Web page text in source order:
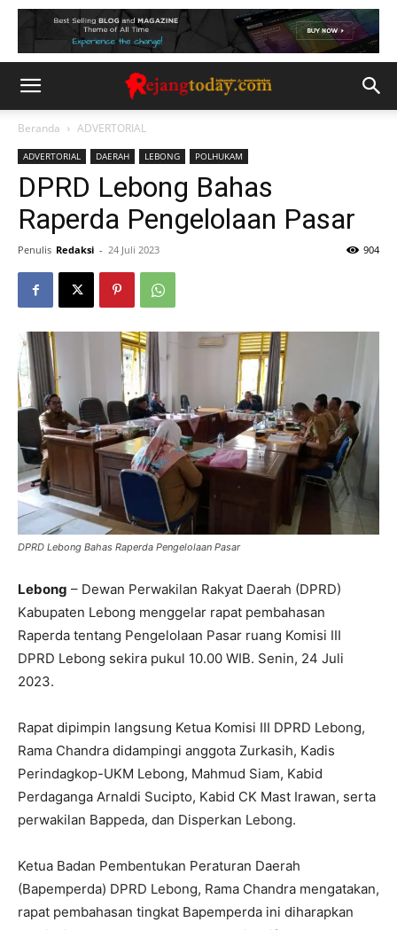
Beranda ADVERTORIAL
ADVERTORIAL DAERAH LEBONG POLHUKAM
DPRD Lebong Bahas
Raperda Pengelolaan Pasar
Penulis Redaksi - 24 Juli 2023 904
DPRD Lebong Bahas Raperda Pengelolaan Pasar
Lebong – Dewan Perwakilan Rakyat Daerah (DPRD)
Kabupaten Lebong menggelar rapat pembahasan
Raperda tentang Pengelolaan Pasar ruang Komisi III
DPRD Lebong sekira pukul 10.00 WIB. Senin, 24 Juli
2023.
Rapat dipimpin langsung Ketua Komisi III DPRD Lebong,
Rama Chandra didampingi anggota Zurkasih, Kadis
Perindagkop-UKM Lebong, Mahmud Siam, Kabid
Perdaganga Arnaldi Sucipto, Kabid CK Mast Irawan, serta
perwakilan Bappeda, dan Disperkan Lebong.
Ketua Badan Pembentukan Peraturan Daerah
(Bapemperda) DPRD Lebong, Rama Chandra mengatakan,
rapat pembahasan tingkat Bapemperda ini diharapkan